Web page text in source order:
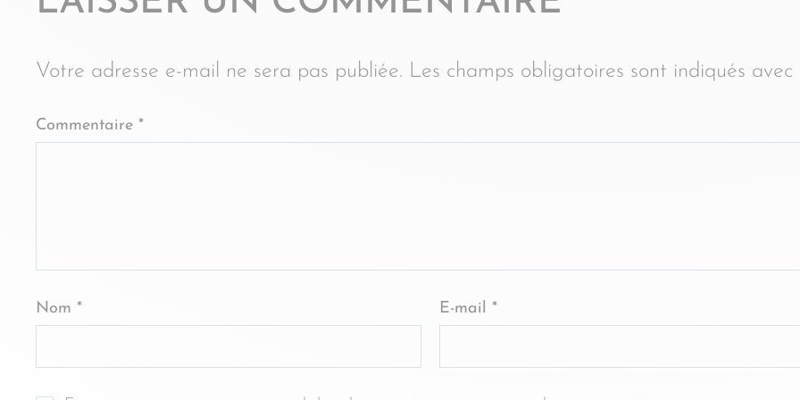
Votre adresse e-mail ne sera pas publiée. Les champs obligatoires sont indiqués avec
Commentaire *
Nom * E-mail *